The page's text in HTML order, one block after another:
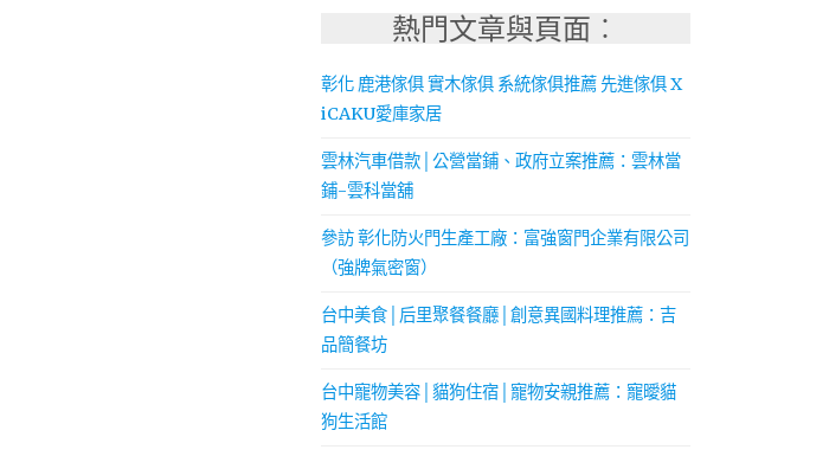
熱門文章與頁面︰
彰化 鹿港傢俱 實木傢俱 系統傢俱推薦 先進傢俱 X
iCAKU愛庫家居
雲林汽車借款│公營當鋪、政府立案推薦：雲林當
鋪-雲科當舖
參訪 彰化防火門生產工廠：富強窗門企業有限公司
（強牌氣密窗）
台中美食│后里聚餐餐廳│創意異國料理推薦：吉
品簡餐坊
台中寵物美容│貓狗住宿│寵物安親推薦：寵曖貓
狗生活館